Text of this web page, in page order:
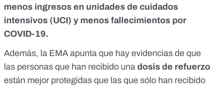
menos ingresos en unidades de cuidados
intensivos (UCI) y menos fallecimientos por
COVID-19.
Además, la EMA apunta que hay evidencias de que
las personas que han recibido una dosis de refuerzo
están mejor protegidas que las que sólo han recibido